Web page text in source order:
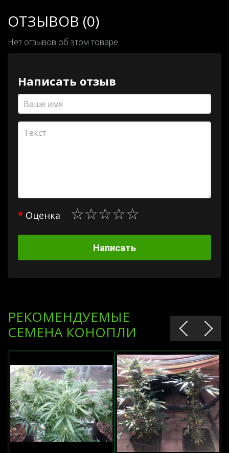
ОТЗЫВОВ (0)
Нет отзывов об этом товаре.
Написать отзыв
Оценка
Написать
РЕКОМЕНДУЕМЫЕ
СЕМЕНА КОНОПЛИ